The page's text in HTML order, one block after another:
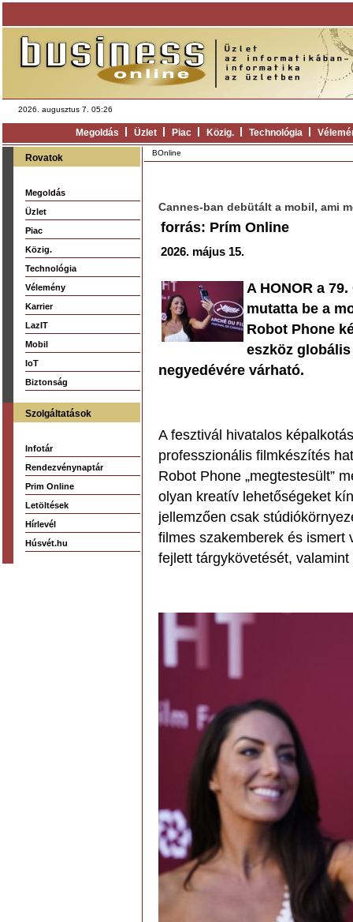
2026. augusztus 7. 05:26
Megoldás Üzlet Piac Közig. Technológia
Rovatok
Megoldás
Üzlet
Piac
Közig.
Technológia
Vélemény
Karrier
LazIT
Mobil
IoT
Biztonság
Szolgáltatások
Infotár
Rendezvénynaptár
Prim Online
Letöltések
Hírlevél
Húsvét.hu
BOnline
Cannes-ban debütált a mobil, ami
forrás: Prím Online
2026. május 15.
A HONOR a
mutatta be a
Robot Phone
eszköz
negyedévére várható.
A fesztivál hivatalos
professzionális filmkészítés
Robot Phone „megtestesült”
olyan kreatív lehetőségeket
jellemzően csak
filmes szakemberek és ismert
fejlett tárgykövetését,